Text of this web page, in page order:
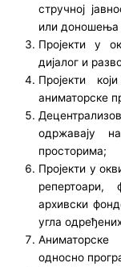
стручној
или доношења
Пројекти у
дијалог и
Пројекти
аниматорске
одржавају
просторима;
Пројекти у
репертоари,
архивски
угла
Аниматорске
односно